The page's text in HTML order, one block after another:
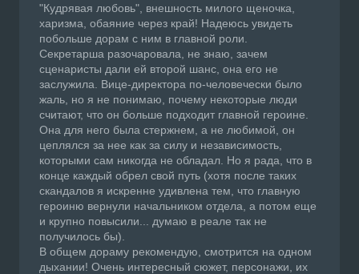
"Кудрявая любовь", внешность милого щеночка,
харизма, обаяние через край! Надеюсь увидеть
побольше дорам с ним в главной роли.
Секретарша разочаровала, не знаю, зачем
сценаристы дали ей второй шанс, она его не
заслужила. Вице-директора по-человечески было
жаль, но я не понимаю, почему некоторые люди
считают, что он больше подходит главной героине.
Она для него была стержнем, а не любимой, он
цеплялся за нее как за силу и независимость,
которыми сам никогда не обладал. Но я рада, что в
конце каждый обрел свой путь (хотя после таких
скандалов я искренне удивлена тем, что главную
героиню вернули начальником отдела, а потом еще
и крупно повысили... думаю в реале так не
получилось бы).
В общем дораму рекомендую, смотрится на одном
дыхании! Очень интересный сюжет, персонажи, их